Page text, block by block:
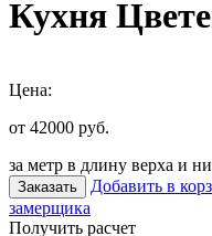
Кухня
Цена:
от 42000 руб.
за метр в длину верха и
Заказать Добавить в
замерщика
Получить расчет